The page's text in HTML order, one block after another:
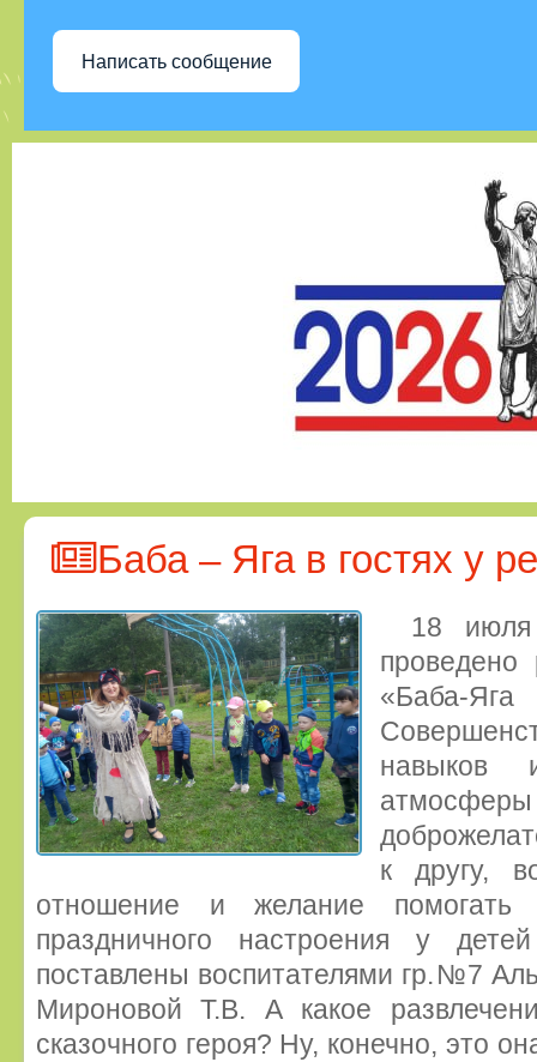
Написать сообщение
Баба – Яга в гостях у
18
проведено
«Баба-
навыков
к другу,
отношение и желание
праздничного настроения у
поставлены воспитателями гр.№7
Мироновой Т.В. А какое
сказочного героя? Ну, конечно, это